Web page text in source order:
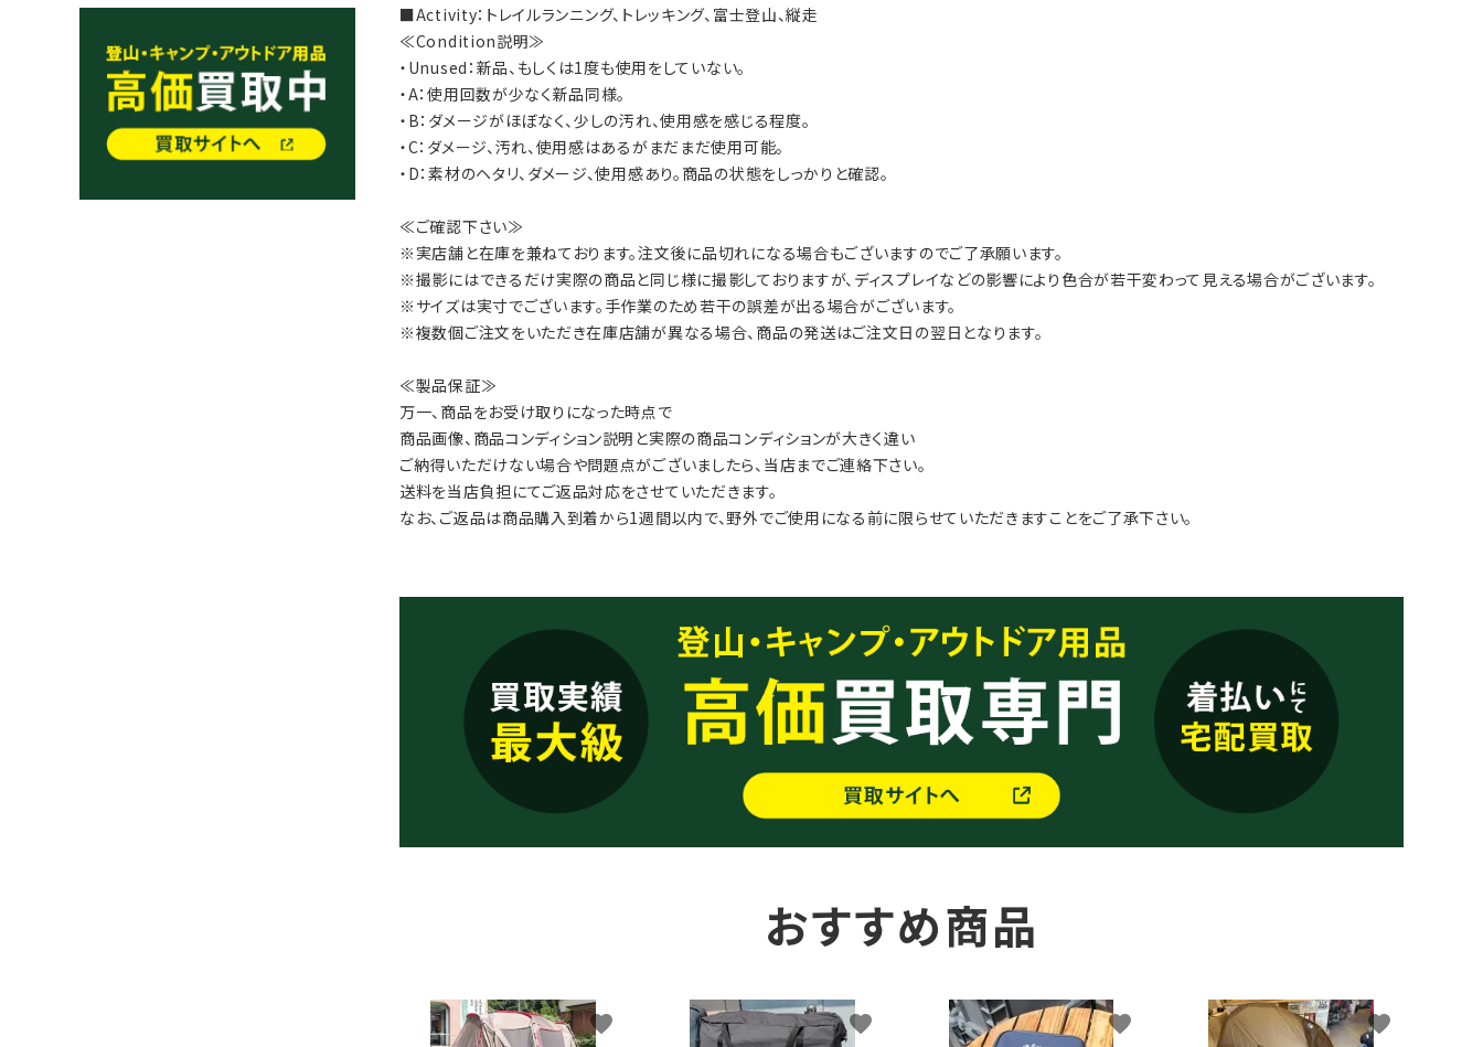
■Activity：トレイルランニング、トレッキング、富士登山、縦走
≪Condition説明≫
・Unused：新品、もしくは1度も使用をしていない。
・A：使用回数が少なく新品同様。
・B：ダメージがほぼなく、少しの汚れ、使用感を感じる程度。
・C：ダメージ、汚れ、使用感はあるがまだまだ使用可能。
・D：素材のヘタリ、ダメージ、使用感あり。商品の状態をしっかりと確認。
≪ご確認下さい≫
※実店舗と在庫を兼ねております。注文後に品切れになる場合もございますのでご了承願います。
※撮影にはできるだけ実際の商品と同じ様に撮影しておりますが、ディスプレイなどの影響により色合が若干変わって見える場合がございます。
※サイズは実寸でございます。手作業のため若干の誤差が出る場合がございます。
※複数個ご注文をいただき在庫店舗が異なる場合、商品の発送はご注文日の翌日となります。
≪製品保証≫
万一、商品をお受け取りになった時点で
商品画像、商品コンディション説明と実際の商品コンディションが大きく違い
ご納得いただけない場合や問題点がございましたら、当店までご連絡下さい。
送料を当店負担にてご返品対応をさせていただきます。
なお、ご返品は商品購入到着から1週間以内で、野外でご使用になる前に限らせていただきますことをご了承下さい。
おすすめ商品
favorite favorite favorite favorite